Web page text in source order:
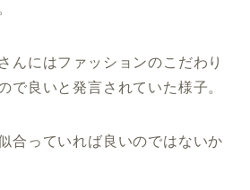
んにはファッションのこだわり
で良いと発言されていた様子。
合っていれば良いのではないか